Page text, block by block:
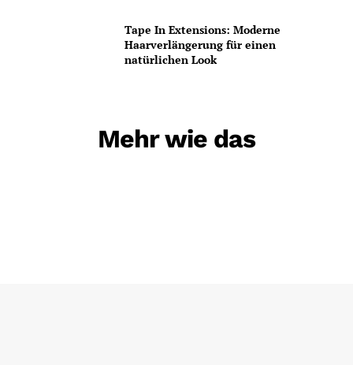
Tape In Extensions: Moderne
Haarverlängerung für einen
natürlichen Look
Mehr wie das